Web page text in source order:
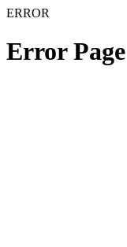
ERROR
Error Page